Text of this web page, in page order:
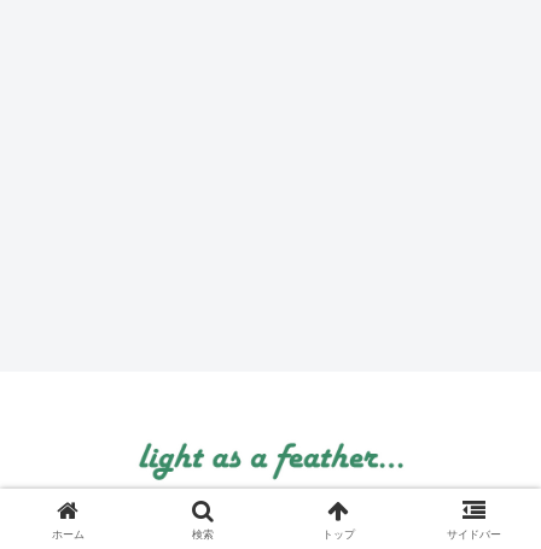
© 1999 light as a feather....
ホーム 検索 トップ サイドバー